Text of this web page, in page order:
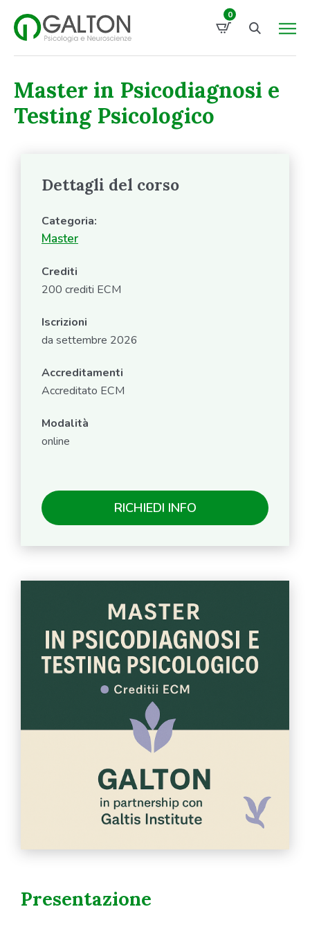
0
Master in Psicodiagnosi e
Testing Psicologico
Presentazione
Dettagli del corso
Categoria:
Master
Crediti
200 crediti ECM
Iscrizioni
da settembre 2026
Accreditamenti
Accreditato ECM
Modalità
online
RICHIEDI INFO